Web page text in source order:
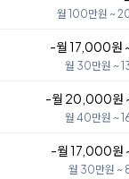
월 100만원 ~
-월 17,000원
월 30만원 ~
-월 20,000원
월 40만원 ~
-월 17,000원
월 30만원 ~